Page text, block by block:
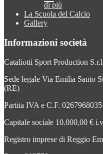
di più
La Scuola del Calcio
Gallery
Informazioni società
Cataliotti Sport Production
Sede legale Via Emilia Santo
(RE)
Partita IVA e C.F.
Capitale sociale 10.000,00 €
Registro imprese di Reggio